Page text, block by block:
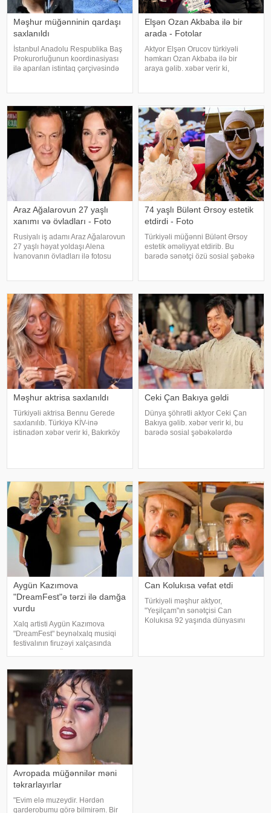
Məşhur müğənninin qardaşı
saxlanıldı
İstanbul Anadolu Respublika Baş
Prokurorluğunun koordinasiyası
ilə aparılan istintaq çərçivəsində
vaxtda həyata keçirilə
Elşən Ozan Akbaba ilə bir
arada - Fotolar
Aktyor Elşən Orucov türkiyəli
həmkarı Ozan Akbaba ilə bir
araya gəlib. xəbər verir ki,
Elşən layihənin birinci hissəsində
d
Araz Ağalarovun 27 yaşlı
xanımı və övladları - Foto
Rusiyalı iş adamı Araz Ağalarovun
27 yaşlı həyat yoldaşı Alena
İvanovanın övladları ilə fotosu
alıb. Qeyd edək ki, Araz Ağalarovu
74 yaşlı Bülənt Ərsoy estetik
etdirdi - Foto
Türkiyəli müğənni Bülənt Ərsoy
estetik əməliyyat etdirib. Bu
barədə sənətçi özü sosial şəbəkə
edib:. "Hörmətli izləyicilərim
Məşhur aktrisa saxlanıldı
Türkiyəli aktrisa Bennu Gerede
saxlanılıb. Türkiyə KİV-inə
istinadən xəbər verir ki, Bakırköy
Ceki Çan Bakıya gəldi
Dünya şöhrətli aktyor Ceki Çan
Bakıya gəlib. xəbər verir ki, bu
barədə sosial şəbəkələrdə
Aygün Kazımova
"DreamFest"ə tərzi ilə damğa
vurdu
Xalq artisti Aygün Kazımova
"DreamFest" beynəlxalq musiqi
festivalının firuzəyi xalçasında
vurub. Pop kraliça zövqlü geyimi
və fərqli saç düzümü il
Can Kolukısa vəfat etdi
Türkiyəli məşhur aktyor,
"Yeşilçam"ın sənətçisi Can
Kolukısa 92 yaşında dünyasını
Avropada müğənnilər məni
təkrarlayırlar
"Evim elə muzeydir. Hərdən
qarderobumu görə bilmirəm. Bir